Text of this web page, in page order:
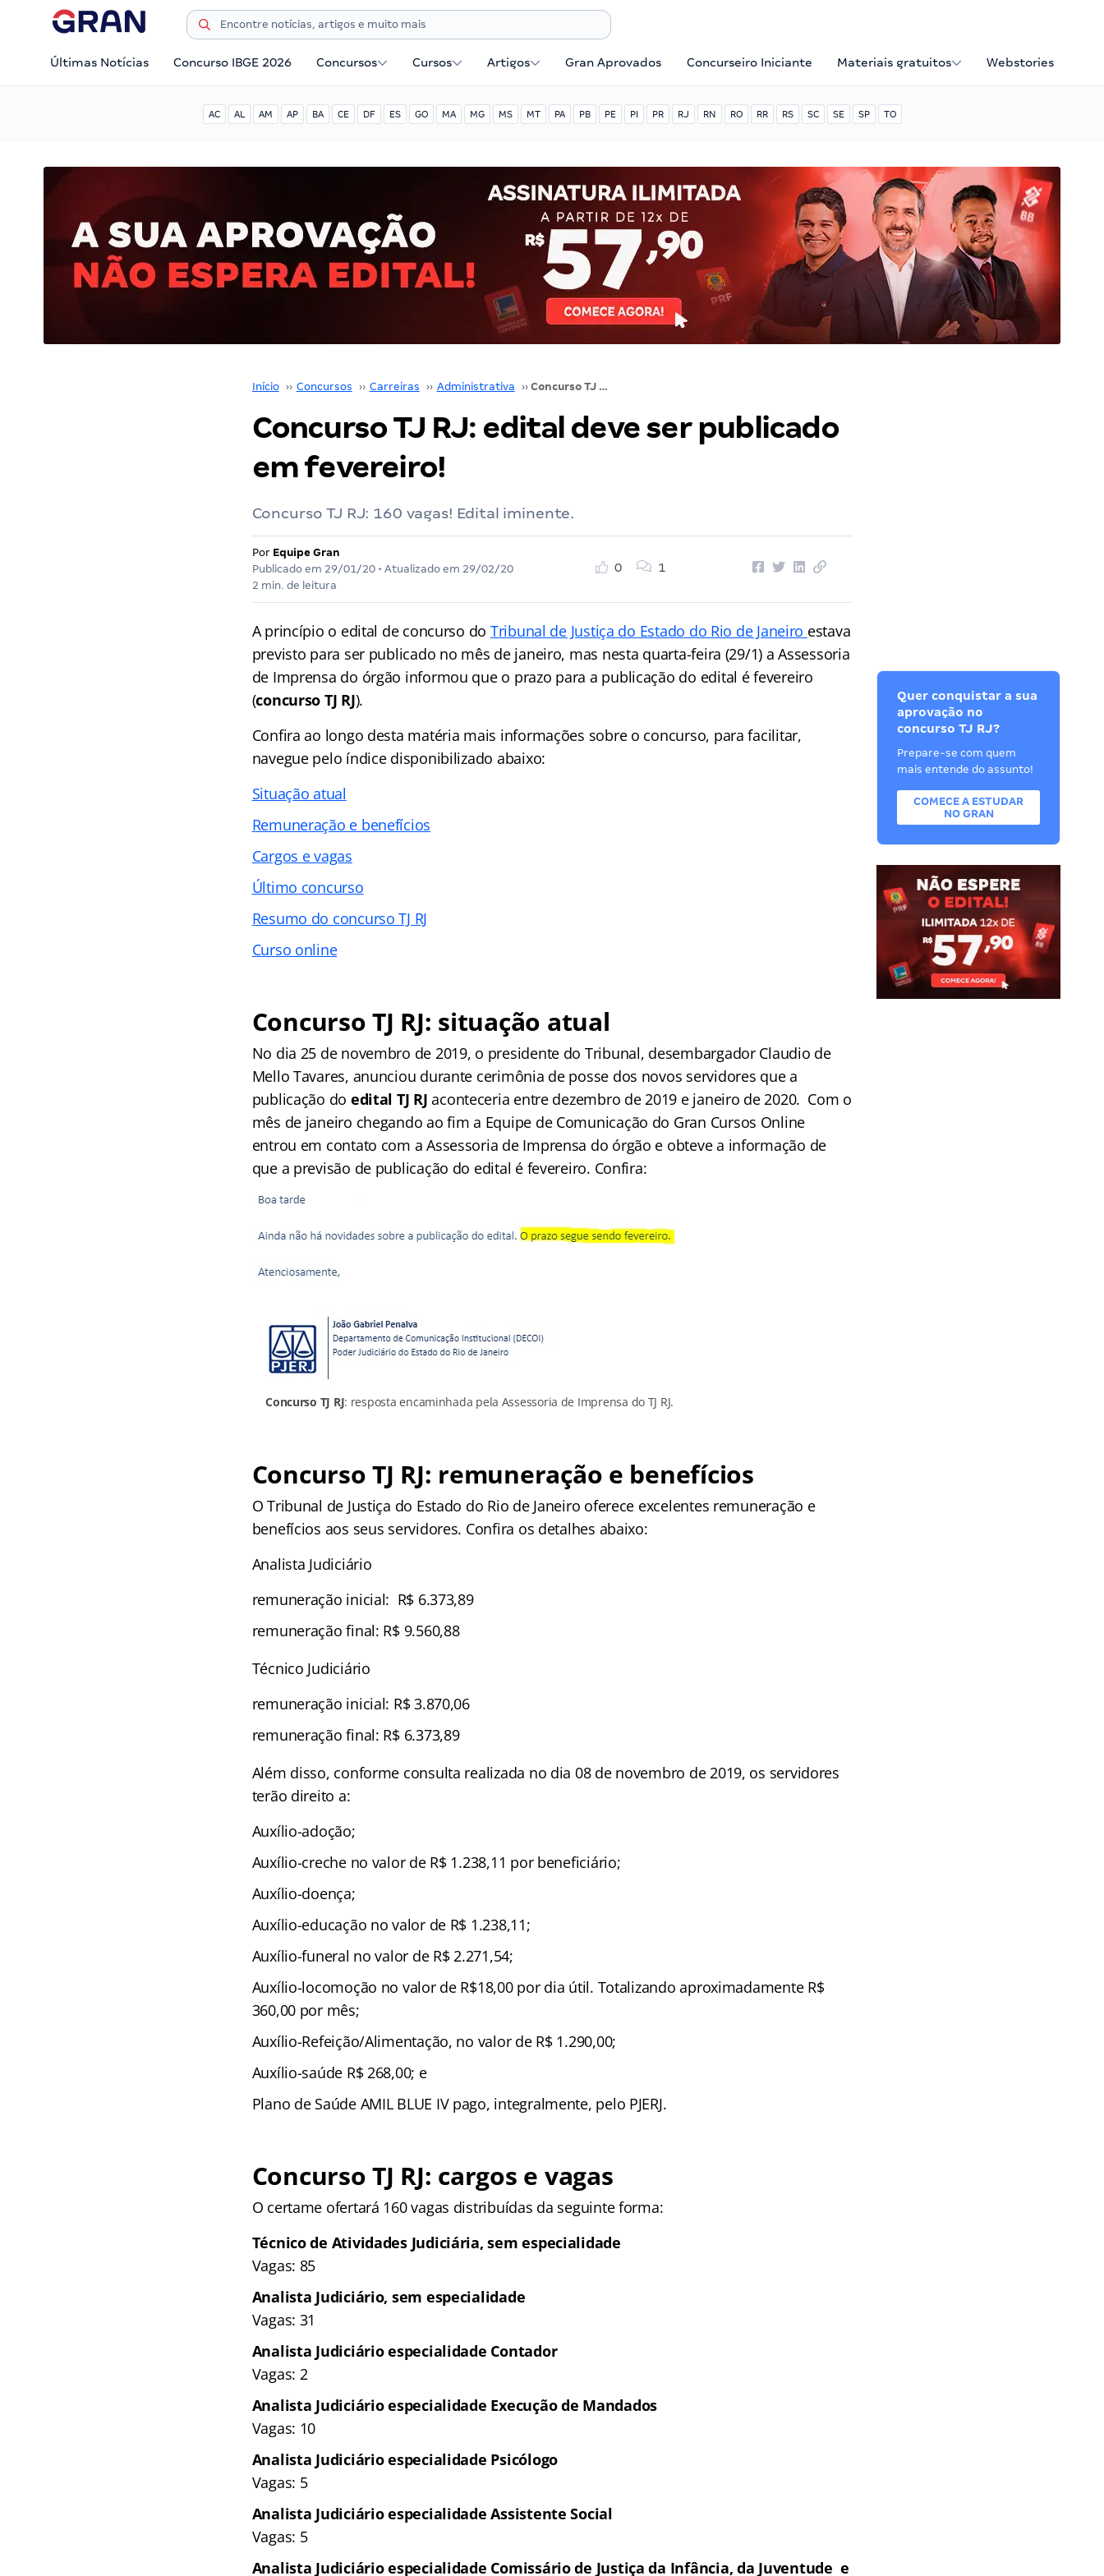
Últimas Notícias Concurso IBGE 2026 Concursos Cursos Artigos Gran Aprovados Concurseiro Iniciante Materiais gratuitos Webstories
AC AL AM AP BA CE DF ES GO MA MG MS MT PA PB PE PI PR RJ RN RO RR RS SC SE SP TO
Início ›› Concursos ›› Carreiras ›› Administrativa ›› Concurso TJ RJ: edital deve ser publicado em fevereiro!
Concurso TJ RJ: edital deve ser publicado
em fevereiro!
Concurso TJ RJ: 160 vagas! Edital iminente.
Por Equipe Gran
Publicado em 29/01/20• Atualizado em 29/02/20
2 min. de leitura
0 1
A princípio o edital de concurso do Tribunal de Justiça do Estado do Rio de Janeiro estava
previsto para ser publicado no mês de janeiro, mas nesta quarta-feira (29/1) a Assessoria
de Imprensa do órgão informou que o prazo para a publicação do edital é fevereiro
(concurso TJ RJ).
Confira ao longo desta matéria mais informações sobre o concurso, para facilitar,
navegue pelo índice disponibilizado abaixo:
Situação atual
Remuneração e benefícios
Cargos e vagas
Último concurso
Resumo do concurso TJ RJ
Curso online
Concurso TJ RJ: situação atual
No dia 25 de novembro de 2019, o presidente do Tribunal, desembargador Claudio de
Mello Tavares, anunciou durante cerimônia de posse dos novos servidores que a
publicação do edital TJ RJ aconteceria entre dezembro de 2019 e janeiro de 2020. Com o
mês de janeiro chegando ao fim a Equipe de Comunicação do Gran Cursos Online
entrou em contato com a Assessoria de Imprensa do órgão e obteve a informação de
que a previsão de publicação do edital é fevereiro. Confira:
Concurso TJ RJ: resposta encaminhada pela Assessoria de Imprensa do TJ RJ.
Concurso TJ RJ: remuneração e benefícios
O Tribunal de Justiça do Estado do Rio de Janeiro oferece excelentes remuneração e
benefícios aos seus servidores. Confira os detalhes abaixo:
Analista Judiciário
remuneração inicial: R$ 6.373,89
remuneração final: R$ 9.560,88
Técnico Judiciário
remuneração inicial: R$ 3.870,06
remuneração final: R$ 6.373,89
Além disso, conforme consulta realizada no dia 08 de novembro de 2019, os servidores
terão direito a:
Auxílio-adoção;
Auxílio-creche no valor de R$ 1.238,11 por beneficiário;
Auxílio-doença;
Auxílio-educação no valor de R$ 1.238,11;
Auxílio-funeral no valor de R$ 2.271,54;
Auxílio-locomoção no valor de R$18,00 por dia útil. Totalizando aproximadamente R$
360,00 por mês;
Auxílio-Refeição/Alimentação, no valor de R$ 1.290,00;
Auxílio-saúde R$ 268,00; e
Plano de Saúde AMIL BLUE IV pago, integralmente, pelo PJERJ.
Concurso TJ RJ: cargos e vagas
O certame ofertará 160 vagas distribuídas da seguinte forma:
Técnico de Atividades Judiciária, sem especialidade
Vagas: 85
Analista Judiciário, sem especialidade
Vagas: 31
Analista Judiciário especialidade Contador
Vagas: 2
Analista Judiciário especialidade Execução de Mandados
Vagas: 10
Analista Judiciário especialidade Psicólogo
Vagas: 5
Analista Judiciário especialidade Assistente Social
Vagas: 5
Analista Judiciário especialidade Comissário de Justiça da Infância, da Juventude e
Quer conquistar a sua
aprovação no
concurso TJ RJ?
Prepare-se com quem
mais entende do assunto!
COMECE A ESTUDAR
NO GRAN